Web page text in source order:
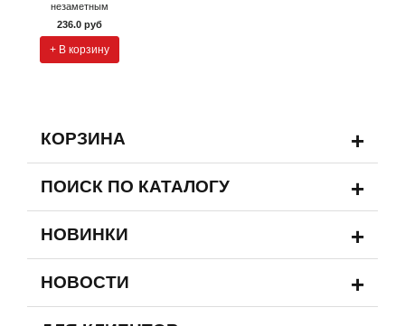
незаметным
236.0 руб
+ В корзину
КОРЗИНА +
ПОИСК ПО КАТАЛОГУ +
НОВИНКИ +
НОВОСТИ +